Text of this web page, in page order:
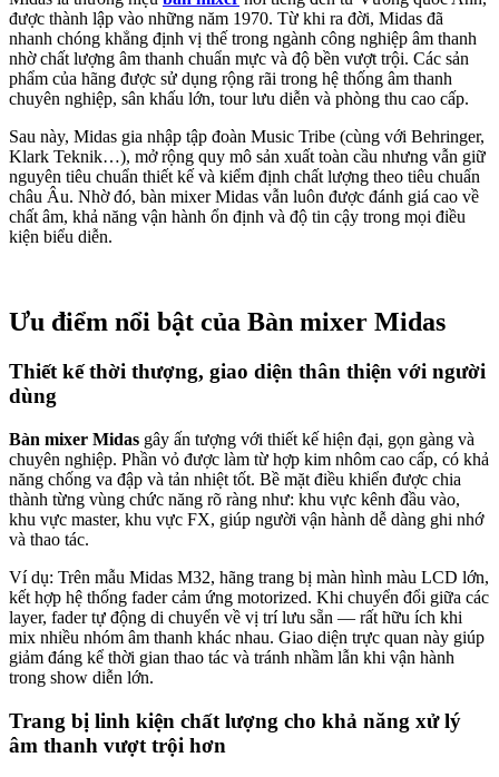
được thành lập vào những năm 1970. Từ khi ra đời, Midas đã
nhanh chóng khẳng định vị thế trong ngành công nghiệp âm thanh
nhờ chất lượng âm thanh chuẩn mực và độ bền vượt trội. Các sản
phẩm của hãng được sử dụng rộng rãi trong hệ thống âm thanh
chuyên nghiệp, sân khấu lớn, tour lưu diễn và phòng thu cao cấp.
Sau này, Midas gia nhập tập đoàn Music Tribe (cùng với Behringer,
Klark Teknik…), mở rộng quy mô sản xuất toàn cầu nhưng vẫn giữ
nguyên tiêu chuẩn thiết kế và kiểm định chất lượng theo tiêu chuẩn
châu Âu. Nhờ đó, bàn mixer Midas vẫn luôn được đánh giá cao về
chất âm, khả năng vận hành ổn định và độ tin cậy trong mọi điều
kiện biểu diễn.
Ưu điểm nổi bật của Bàn mixer Midas
Thiết kế thời thượng, giao diện thân thiện với người
dùng
Bàn mixer Midas gây ấn tượng với thiết kế hiện đại, gọn gàng và
chuyên nghiệp. Phần vỏ được làm từ hợp kim nhôm cao cấp, có khả
năng chống va đập và tản nhiệt tốt. Bề mặt điều khiển được chia
thành từng vùng chức năng rõ ràng như: khu vực kênh đầu vào,
khu vực master, khu vực FX, giúp người vận hành dễ dàng ghi nhớ
và thao tác.
Ví dụ: Trên mẫu Midas M32, hãng trang bị màn hình màu LCD lớn,
kết hợp hệ thống fader cảm ứng motorized. Khi chuyển đổi giữa các
layer, fader tự động di chuyển về vị trí lưu sẵn — rất hữu ích khi
mix nhiều nhóm âm thanh khác nhau. Giao diện trực quan này giúp
giảm đáng kể thời gian thao tác và tránh nhầm lẫn khi vận hành
trong show diễn lớn.
Trang bị linh kiện chất lượng cho khả năng xử lý
âm thanh vượt trội hơn